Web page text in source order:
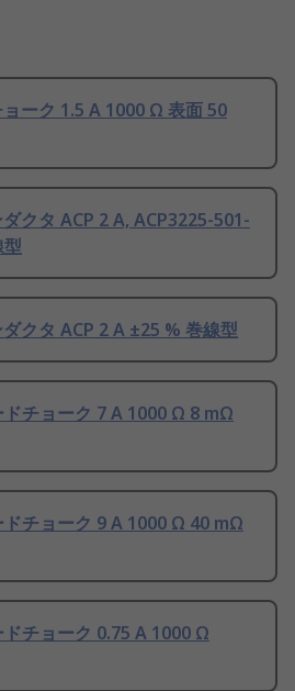
ーク 1.5 A 1000 Ω 表面 50
クタ ACP 2 A, ACP3225-501-
型
クタ ACP 2 A ±25 % 巻線型
チョーク 7 A 1000 Ω 8 mΩ
チョーク 9 A 1000 Ω 40 mΩ
チョーク 0.75 A 1000 Ω